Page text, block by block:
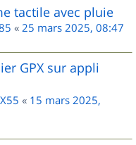
tactile avec pluie
« 25 mars 2025, 08:47
GPX sur appli
« 15 mars 2025,